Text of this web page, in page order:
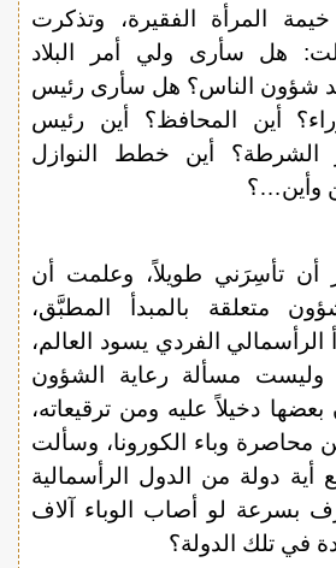
المرأة الفقيرة، وتذكرت
هل سأرى ولي أمر البلاد
شؤون الناس؟ هل سأرى رئيس
أين المحافظ؟ أين رئيس
الشرطة؟ أين خطط النوازل
وأين…؟
أن تأسِرَني طويلاً، وعلمت أن
متعلقة بالمبدأ المطبَّق،
الرأسمالي الفردي يسود العالم،
وليست مسألة رعاية الشؤون
دخيلاً عليه ومن ترقيعاته،
محاصرة وباء الكورونا، وسألت
دولة من الدول الرأسمالية
بسرعة لو أصاب الوباء آلاف
في تلك الدولة؟